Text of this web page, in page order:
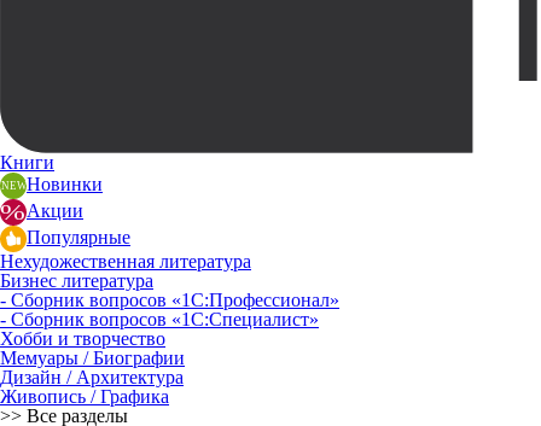
Книги
Новинки
Акции
Популярные
Нехудожественная литература
Бизнес литература
- Сборник вопросов «1С:Профессионал»
- Сборник вопросов «1С:Специалист»
Хобби и творчество
Мемуары / Биографии
Дизайн / Архитектура
Живопись / Графика
>> Все разделы